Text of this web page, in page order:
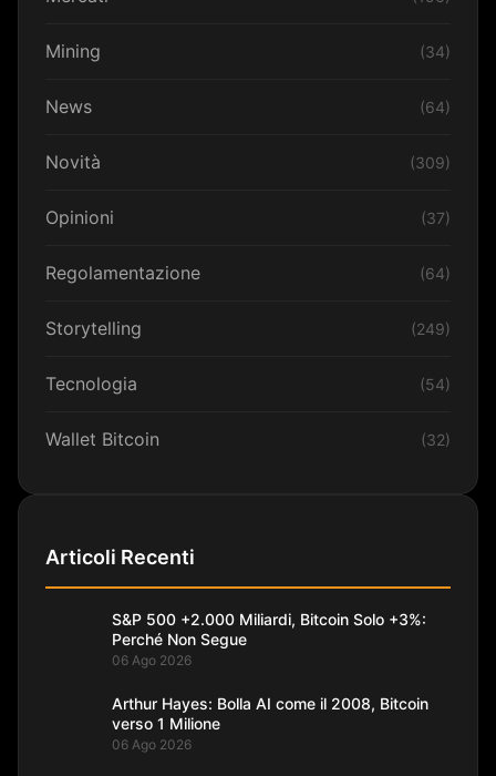
Mining (34)
News (64)
Novità (309)
Opinioni (37)
Regolamentazione (64)
Storytelling (249)
Tecnologia (54)
Wallet Bitcoin (32)
Articoli Recenti
S&P 500 +2.000 Miliardi, Bitcoin Solo +3%:
Perché Non Segue
06 Ago 2026
Arthur Hayes: Bolla AI come il 2008, Bitcoin
verso 1 Milione
06 Ago 2026